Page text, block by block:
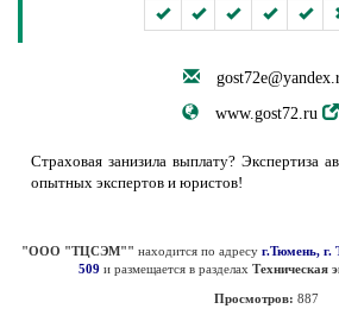
www.gost72.ru
Страховая занизила выплату?
опытных экспертов и юристов!
"ООО "ТЦСЭМ"" находится по адресу г.Тюмень, г.
509 и размещается в разделах Техническая
Просмотров: 887